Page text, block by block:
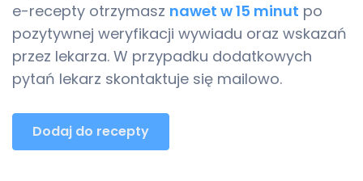
e-recepty otrzymasz nawet w 15 minut po
pozytywnej weryfikacji wywiadu oraz wskazań
przez lekarza. W przypadku dodatkowych
pytań lekarz skontaktuje się mailowo.
Dodaj do recepty